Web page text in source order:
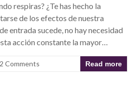
respiras? ¿Te has hecho la
de los efectos de nuestra
entrada sucede, no hay necesidad
acción constante la mayor…
2 Comments Read more